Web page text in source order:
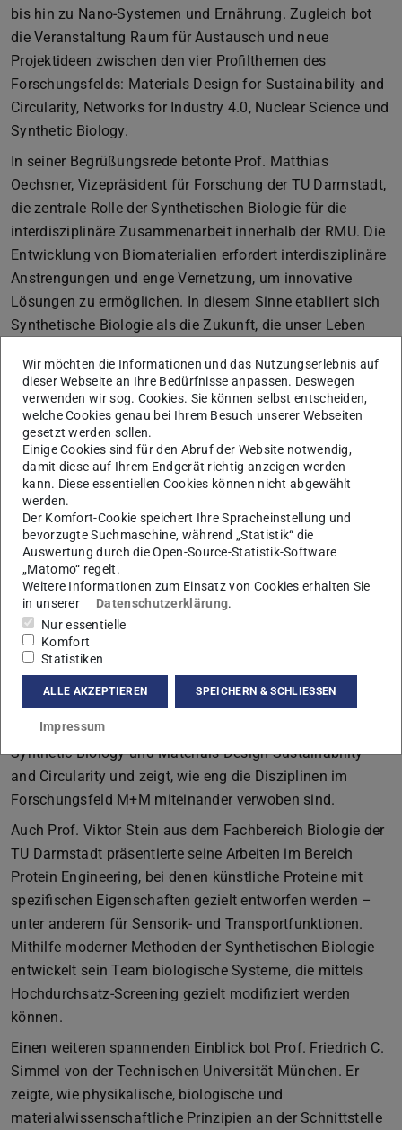
bis hin zu Nano-Systemen und Ernährung. Zugleich bot
die Veranstaltung Raum für Austausch und neue
Projektideen zwischen den vier Profilthemen des
Forschungsfelds: Materials Design for Sustainability and
Circularity, Networks for Industry 4.0, Nuclear Science und
Synthetic Biology.
In seiner Begrüßungsrede betonte Prof. Matthias
Oechsner, Vizepräsident für Forschung der TU Darmstadt,
die zentrale Rolle der Synthetischen Biologie für die
interdisziplinäre Zusammenarbeit innerhalb der RMU. Die
Entwicklung von Biomaterialien erfordert interdisziplinäre
Anstrengungen und enge Vernetzung, um innovative
Lösungen zu ermöglichen. In diesem Sinne etabliert sich
Synthetische Biologie als die Zukunft, die unser Leben
verändern wird. Prof. Achim Schwenk, Sprecher von M+M,
betonte: „Die Synthetische Biologie untersucht spannende
Zukunftsbausteine von M+M, die von den großen
Synergien der Rhein-Main-Universitäten profitieren und
innovative Bereiche der Natur-, Ingenieurs- und
Lebenswissenschaften zusammenbringen.“
Ein eindrucksvolles Beispiel dieser Kooperation stellte
Prof. Dr. Andreas Walther von der Johannes-Gutenberg-
Universität Mainz vor. In seinem Vortrag beleuchtete er die
Entwicklung „lebensähnlicher“ Materialien – Systeme, die
sich adaptiv verhalten, lernen und mit ihrer Umgebung
interagieren können. Solche Materialien ermöglichen
neuartige Interaktionen zwischen lebender und nicht-
lebender Materie und eröffnen Perspektiven für
Anwendungen in Medizin, Robotik und Leichtbau.
Walthers Forschung vereint dabei die Profilthemen
Synthetic Biology und Materials Design Sustainability
and Circularity und zeigt, wie eng die Disziplinen im
Forschungsfeld M+M miteinander verwoben sind.
Auch Prof. Viktor Stein aus dem Fachbereich Biologie der
TU Darmstadt präsentierte seine Arbeiten im Bereich
Protein Engineering, bei denen künstliche Proteine mit
spezifischen Eigenschaften gezielt entworfen werden –
unter anderem für Sensorik- und Transportfunktionen.
Mithilfe moderner Methoden der Synthetischen Biologie
entwickelt sein Team biologische Systeme, die mittels
Hochdurchsatz-Screening gezielt modifiziert werden
können.
Einen weiteren spannenden Einblick bot Prof. Friedrich C.
Simmel von der Technischen Universität München. Er
zeigte, wie physikalische, biologische und
materialwissenschaftliche Prinzipien an der Schnittstelle
Wir möchten die Informationen und das Nutzungserlebnis auf
dieser Webseite an Ihre Bedürfnisse anpassen. Deswegen
verwenden wir sog. Cookies. Sie können selbst entscheiden,
welche Cookies genau bei Ihrem Besuch unserer Webseiten
gesetzt werden sollen.
Einige Cookies sind für den Abruf der Website notwendig,
damit diese auf Ihrem Endgerät richtig anzeigen werden
kann. Diese essentiellen Cookies können nicht abgewählt
werden.
Der Komfort-Cookie speichert Ihre Spracheinstellung und
bevorzugte Suchmaschine, während „Statistik“ die
Auswertung durch die Open-Source-Statistik-Software
„Matomo“ regelt.
Weitere Informationen zum Einsatz von Cookies erhalten Sie
in unserer
Datenschutzerklärung.
Nur essentielle
Komfort
Statistiken
ALLE AKZEPTIEREN SPEICHERN & SCHLIESSEN
Impressum